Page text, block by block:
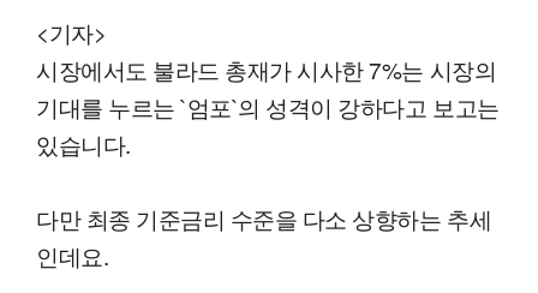
<기자>
시장에서도 불라드 총재가 시사한 7%는 시장의
기대를 누르는 `엄포`의 성격이 강하다고 보고는
있습니다.
다만 최종 기준금리 수준을 다소 상향하는 추세
인데요.